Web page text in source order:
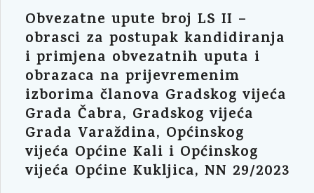
Obvezatne upute broj LS II –
obrasci za postupak kandidiranja
i primjena obvezatnih uputa i
obrazaca na prijevremenim
izborima članova Gradskog vijeća
Grada Čabra, Gradskog vijeća
Grada Varaždina, Općinskog
vijeća Općine Kali i Općinskog
vijeća Općine Kukljica, NN 29/2023